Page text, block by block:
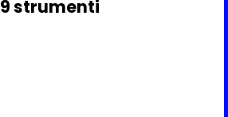
9 strumenti